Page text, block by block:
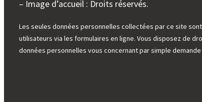
– Image d’accueil : Droits réservés.
Les seules données personnelles collectées par ce site
utilisateurs via les formulaires en ligne. Vous disposez de
données personnelles vous concernant par simple demande